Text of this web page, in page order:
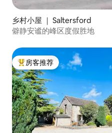
乡村小屋 ｜ Saltersford
僻静安谧的峰区度假胜地
热门「房客推荐」
房客推荐